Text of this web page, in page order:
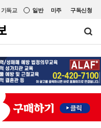
미주 구독신청
일반
기독교